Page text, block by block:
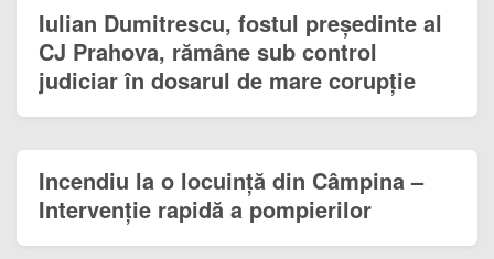
Iulian Dumitrescu, fostul președinte al
CJ Prahova, rămâne sub control
judiciar în dosarul de mare corupție
Incendiu la o locuință din Câmpina –
Intervenție rapidă a pompierilor